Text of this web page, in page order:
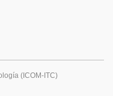
(ICOM-ITC)